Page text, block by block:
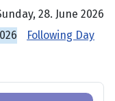
28. June 2026
Following Day